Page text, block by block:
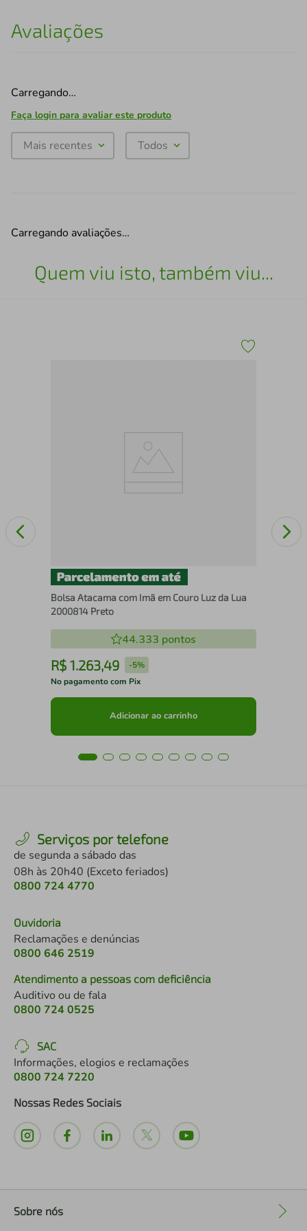
Avaliações
Carregando…
Faça login para avaliar este produto
Mais recentes Todos
Carregando avaliações…
Quem viu isto, também viu...
Bolsa Atacama com Imã em Couro Luz da Lua
2000814 Preto
44.333 pontos
R$ 1.263,49 -5%
No pagamento com Pix
Adicionar ao carrinho
Serviços por telefone
de segunda a sábado das
08h às 20h40 (Exceto feriados)
0800 724 4770
Ouvidoria
Reclamações e denúncias
0800 646 2519
Atendimento a pessoas com deficiência
Auditivo ou de fala
0800 724 0525
SAC
Informações, elogios e reclamações
0800 724 7220
Nossas Redes Sociais
Sobre nós